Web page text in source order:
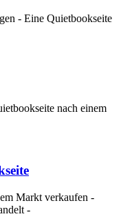
- Eine Quietbookseite
nach einem
Markt verkaufen -
-